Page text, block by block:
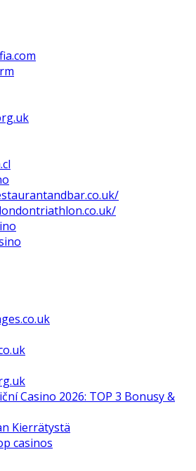
Casino 2026: TOP 3 Bonusy &
Kierrätystä
casinos